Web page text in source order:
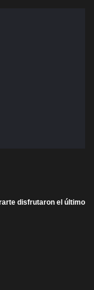
disfrutaron el último